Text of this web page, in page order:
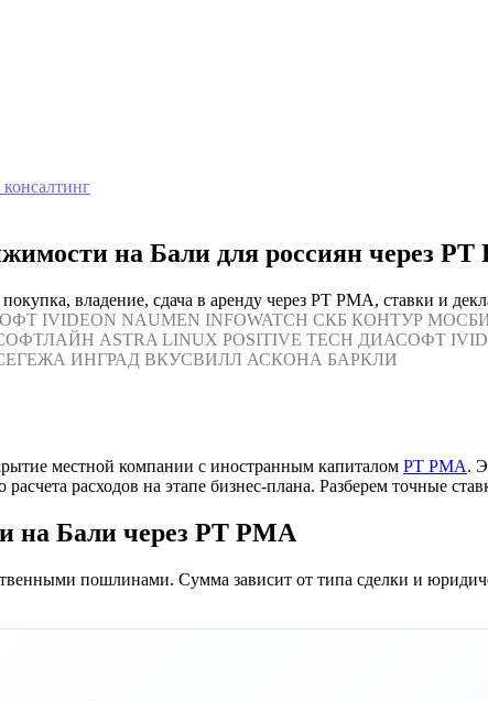
на Бали для россиян через PT
владение, сдача в аренду через PT PMA, ставки и
IVIDEON NAUMEN INFOWATCH СКБ КОНТУР
ASTRA LINUX POSITIVE TECH ДИАСОФТ
ИНГРАД ВКУСВИЛЛ АСКОНА БАРКЛИ
местной компании с иностранным капиталом PT PMA.
расходов на этапе бизнес-плана. Разберем точные
на Бали через PT PMA
пошлинами. Сумма зависит от типа сделки и